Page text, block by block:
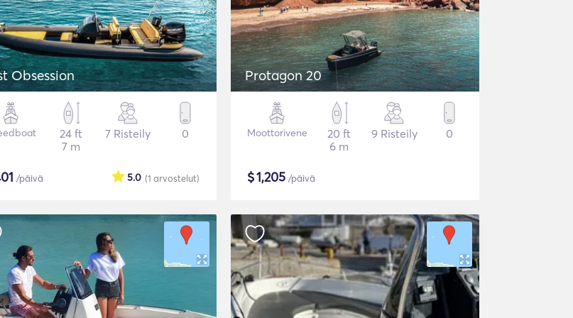
Obsession
24 ft
7 m
7 Risteily 0
/päivä (1 arvostelut)
5.0
Protagon 20
Moottorivene
20 ft
6 m
9 Risteily 0
$1,205 /päivä